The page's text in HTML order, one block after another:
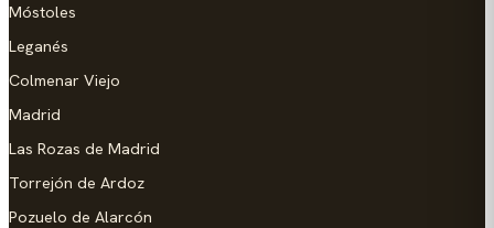
Móstoles
Leganés
Colmenar Viejo
Madrid
Las Rozas de Madrid
Torrejón de Ardoz
Pozuelo de Alarcón